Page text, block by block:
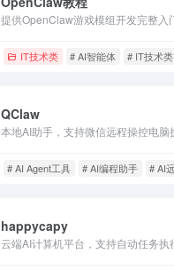
提供OpenClaw游戏模组开发完整入
IT技术类 # AI智能体 # IT技术类
QClaw
本地AI助手，支持微信远程操控电脑
# AI Agent工具 # AI编程助手 # AI
happycapy
云端AI计算机平台，支持自动任务执